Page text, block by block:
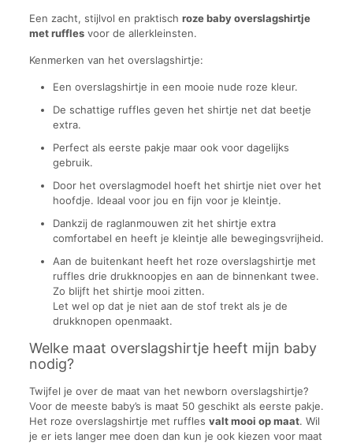
Een zacht, stijlvol en praktisch roze baby overslagshirtje
met rufflesvoor de allerkleinsten.
Kenmerken van het overslagshirtje:
Een overslagshirtje in een mooie nude roze kleur.
De schattige ruffles geven het shirtje net dat beetje
extra.
Perfect als eerste pakje maar ook voor dagelijks
gebruik.
Door het overslagmodel hoeft het shirtje niet over het
hoofdje. Ideaal voor jou en fijn voor je kleintje.
Dankzij de raglanmouwen zit het shirtje extra
comfortabel en heeft je kleintje alle bewegingsvrijheid.
Aan de buitenkant heeft het roze overslagshirtje met
ruffles drie drukknoopjes en aan de binnenkant twee.
Zo blijft het shirtje mooi zitten.
Let wel op dat je niet aan de stof trekt als je de
drukknopen openmaakt.
Welke maat overslagshirtje heeft mijn baby
nodig?
Twijfel je over de maat van het newborn overslagshirtje?
Voor de meeste baby’s is maat 50 geschikt als eerste pakje.
Het roze overslagshirtje met ruffles valt mooi op maat. Wil
je er iets langer mee doen dan kun je ook kiezen voor maat